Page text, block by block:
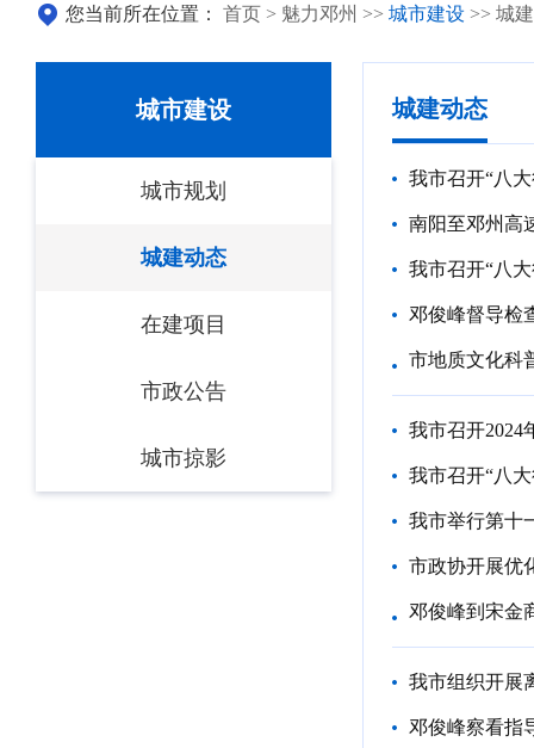
您当前所在位置： 首页 > 魅力邓州 >> 城市建设 >> 城
城市建设
城市规划
城建动态
在建项目
市政公告
城市掠影
城建动态
我市召开“八
南阳至邓州高
我市召开“八
邓俊峰督导检
市地质文化科
我市召开2024
我市召开“八
我市举行第十
市政协开展优
邓俊峰到宋金
我市组织开展
邓俊峰察看指